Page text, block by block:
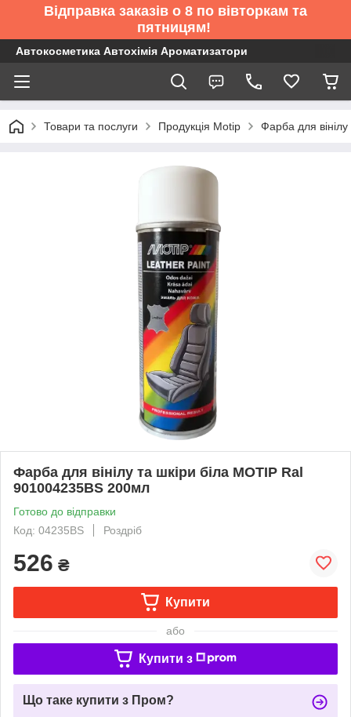
Відправка заказів о 8 по вівторкам та
пятницям!
Автокосметика Автохімія Ароматизатори
Товари та послуги Продукція Motip Фарба для
Фарба для вінілу та шкіри біла MOTIP Ral
901004235BS 200мл
Готово до відправки
Код: 04235BS
Роздріб
526 ₴
Купити
або
Купити з
Що таке купити з Пром?